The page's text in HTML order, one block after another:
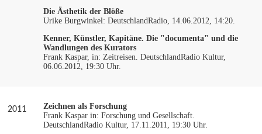
Die Ästhetik der Blöße
Urike Burgwinkel: DeutschlandRadio, 14.06.2012, 14:20.
Kenner, Künstler, Kapitäne. Die "documenta" und die
Wandlungen des Kurators
Frank Kaspar, in: Zeitreisen. DeutschlandRadio Kultur,
06.06.2012, 19:30 Uhr.
2011
Zeichnen als Forschung
Frank Kaspar in: Forschung und Gesellschaft.
DeutschlandRadio Kultur, 17.11.2011, 19:30 Uhr.